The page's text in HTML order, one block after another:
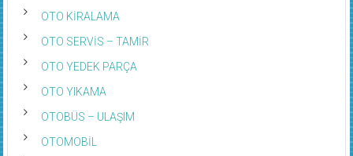
OTO KİRALAMA
OTO SERVİS – TAMİR
OTO YEDEK PARÇA
OTO YIKAMA
OTOBÜS – ULAŞIM
OTOMOBİL